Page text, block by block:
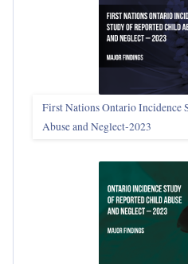
First Nations Ontario Incidence
Abuse and Neglect‑2023